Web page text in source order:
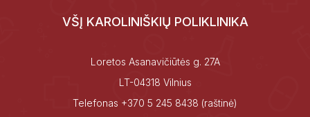
VŠĮ KAROLINIŠKIŲ POLIKLINIKA
Loretos Asanavičiūtės g. 27A
LT-04318 Vilnius
Telefonas +370 5 245 8438 (raštinė)